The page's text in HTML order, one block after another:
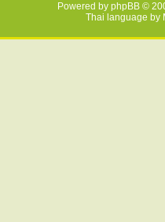
Powered by phpBB ©
Thai language by